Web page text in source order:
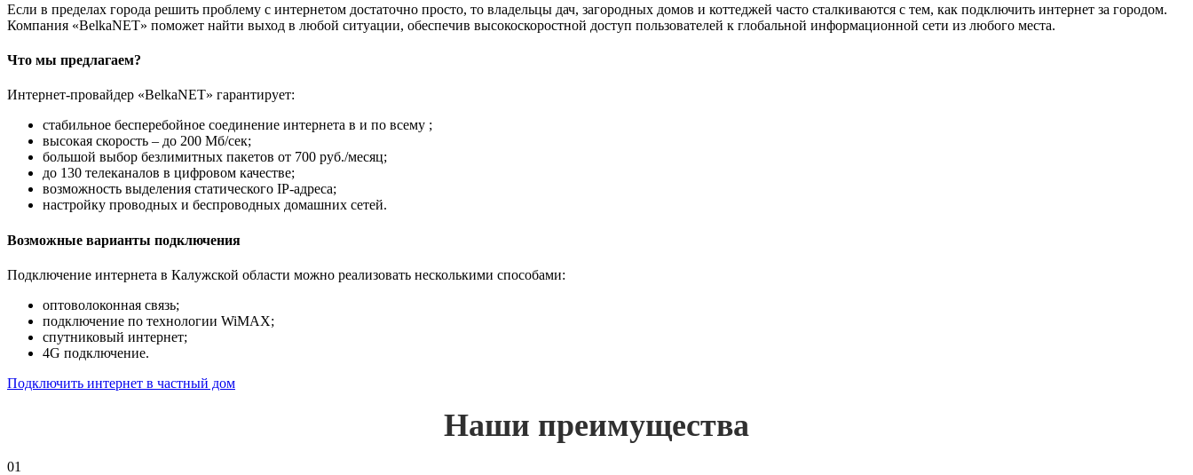
Если в пределах города решить проблему с интернетом достаточно просто, то владельцы дач, загородных домов и коттеджей часто сталкиваются с тем, как подключить интернет за городом.
Компания «BelkaNET» поможет найти выход в любой ситуации, обеспечив высокоскоростной доступ пользователей к глобальной информационной сети из любого места.
Что мы предлагаем?
Интернет-провайдер «BelkaNET» гарантирует:
стабильное бесперебойное соединение интернета в и по всему ;
высокая скорость – до 200 Мб/сек;
большой выбор безлимитных пакетов от 700 руб./месяц;
до 130 телеканалов в цифровом качестве;
возможность выделения статического IP-адреса;
настройку проводных и беспроводных домашних сетей.
Возможные варианты подключения
Подключение интернета в Калужской области можно реализовать несколькими способами:
оптоволоконная связь;
подключение по технологии WiMAX;
спутниковый интернет;
4G подключение.
Подключить интернет в частный дом
Наши преимущества
01